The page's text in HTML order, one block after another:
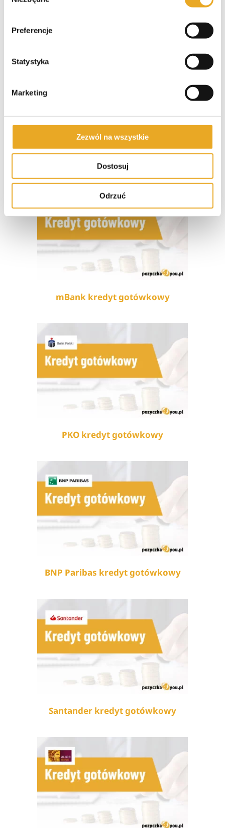
Preferencje
Statystyka
Marketing
Zezwól na wszystkie
Dostosuj
Odrzuć
mBank kredyt gotówkowy
PKO kredyt gotówkowy
BNP Paribas kredyt gotówkowy
Santander kredyt gotówkowy